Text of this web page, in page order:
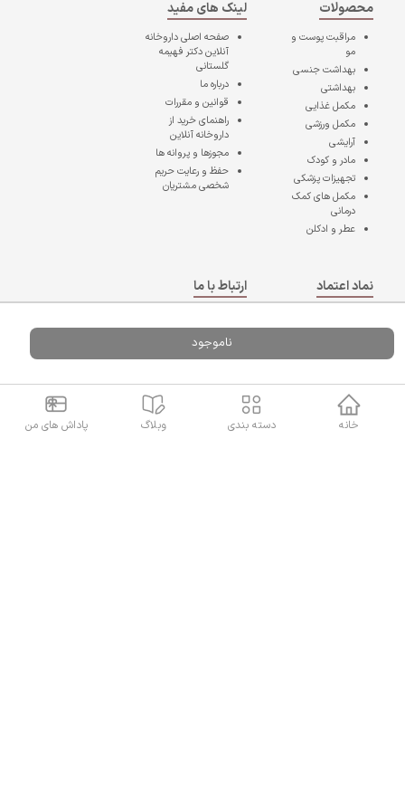
ناموجود
محصولات
مراقبت پوست و
مو
بهداشت جنسی
بهداشتی
مکمل غذایی
مکمل ورزشی
آرایشی
مادر و کودک
تجهیزات پزشکی
مکمل های کمک
درمانی
عطر و ادکلن
لینک های مفید
صفحه اصلیداروخانه
آنلاین دکتر فهیمه
گلستانی
درباره ما
قوانین و مقررات
راهنمای خرید از
داروخانه آنلاین
مجوزها و پروانه ها
حفظ و رعایت حریم
شخصی مشتریان
نماد اعتماد
ارتباط با ما
رضوی،
مشهد،بخش
مشهد،احمد
خانه دسته بندی وبلاگ پاداش های من